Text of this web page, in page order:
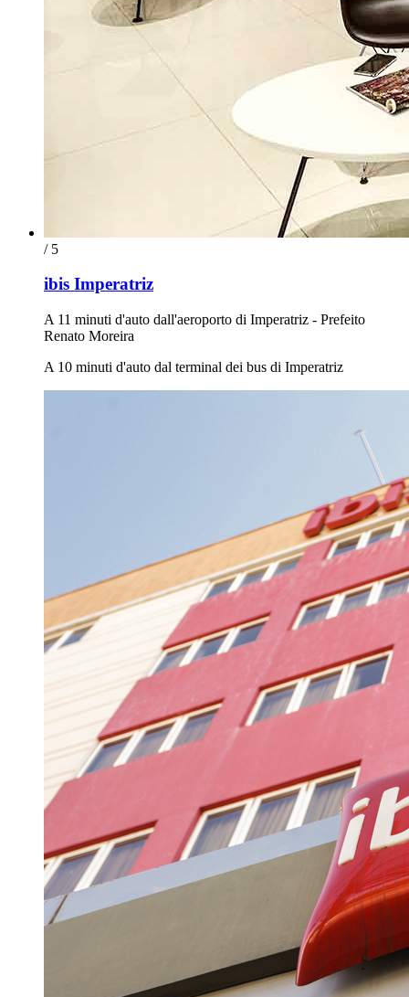
/ 5
ibis Imperatriz
A 11 minuti d'auto dall'aeroporto di Imperatriz - Prefeito
Renato Moreira
A 10 minuti d'auto dal terminal dei bus di Imperatriz